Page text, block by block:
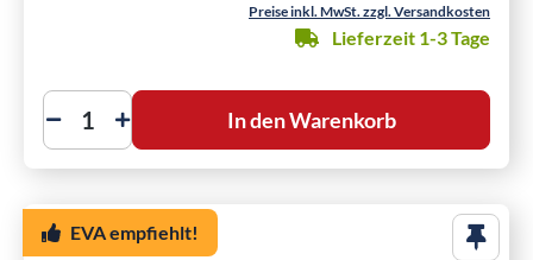
Preise inkl. MwSt. zzgl. Versandkosten
Lieferzeit 1-3 Tage
In den Warenkorb
EVA empfiehlt!